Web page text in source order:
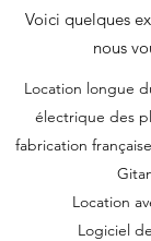
Voici quelques
nous
Location longue
électrique des
fabrication
Location
Logiciel